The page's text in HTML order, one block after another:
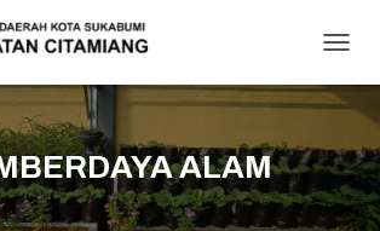
O
G
L
E
N
A
ALAM